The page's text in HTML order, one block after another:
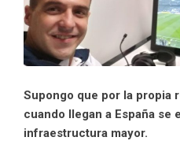
Supongo que por la propia
cuando llegan a España se
infraestructura mayor.